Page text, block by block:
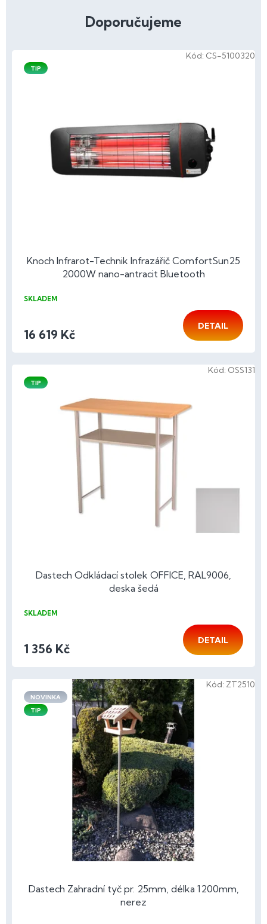
Doporučujeme
TIP
Knoch Infrarot-Technik Infrazářič ComfortSun25
2000W nano-antracit Bluetooth
SKLADEM
16 619 Kč
DETAIL
Kód: CS-5100320
TIP
Dastech Odkládací stolek OFFICE, RAL9006,
deska šedá
SKLADEM
1 356 Kč
DETAIL
Kód: OSS131
NOVINKA
TIP
Dastech Zahradní tyč pr. 25mm, délka 1200mm,
nerez
Kód: ZT2510